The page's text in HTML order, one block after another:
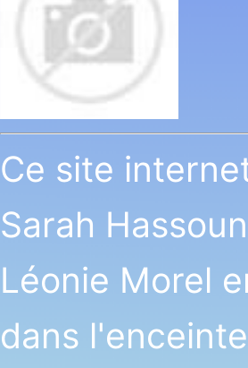
Ce site
Sarah
Léonie Morel
dans